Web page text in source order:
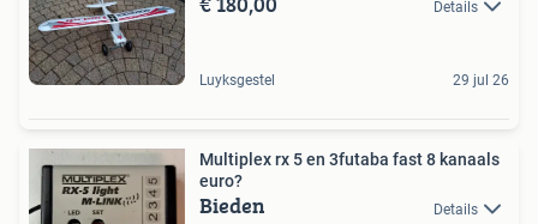
Details
Luyksgestel 29 jul 26
Multiplex rx 5 en 3futaba fast 8 kanaals
euro?
Bieden Details